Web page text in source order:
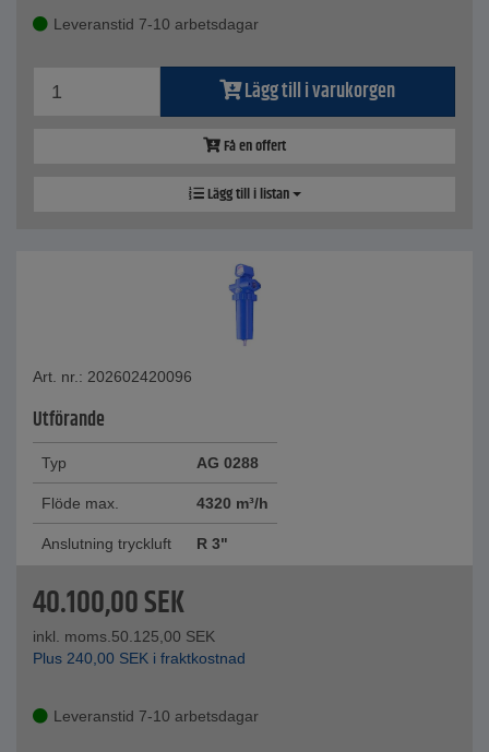
Leveranstid 7-10 arbetsdagar
Lägg till i varukorgen
Få en offert
Lägg till i listan
Art. nr.: 202602420096
Utförande
Typ AG 0288
Flöde max. 4320 m³/h
Anslutning tryckluft R 3"
40.100,00SEK
inkl. moms.50.125,00 SEK
Plus 240,00 SEK i fraktkostnad
Leveranstid 7-10 arbetsdagar